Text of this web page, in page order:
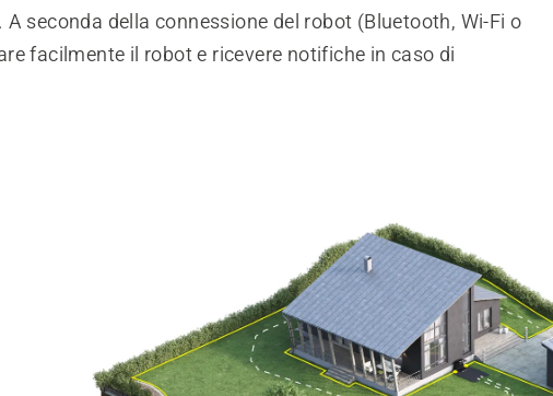
seconda della connessione del robot (Bluetooth, Wi-Fi o
facilmente il robot e ricevere notifiche in caso di